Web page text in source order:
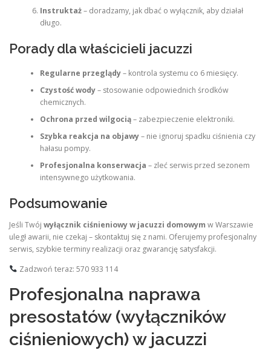
Instruktaż– doradzamy, jak dbać o wyłącznik, aby działał
długo.
Porady dla właścicieli jacuzzi
Regularne przeglądy– kontrola systemu co 6 miesięcy.
Czystość wody– stosowanie odpowiednich środków
chemicznych.
Ochrona przed wilgocią– zabezpieczenie elektroniki.
Szybka reakcja na objawy– nie ignoruj spadku ciśnienia czy
hałasu pompy.
Profesjonalna konserwacja – zleć serwis przed sezonem
intensywnego użytkowania.
Podsumowanie
Jeśli Twój wyłącznik ciśnieniowy w jacuzzi domowym w Warszawie
uległ awarii, nie czekaj – skontaktuj się z nami. Oferujemy profesjonalny
serwis, szybkie terminy realizacji oraz gwarancję satysfakcji.
Zadzwoń teraz: 570 933 114
Profesjonalna naprawa
presostatów (wyłączników
ciśnieniowych) w jacuzzi